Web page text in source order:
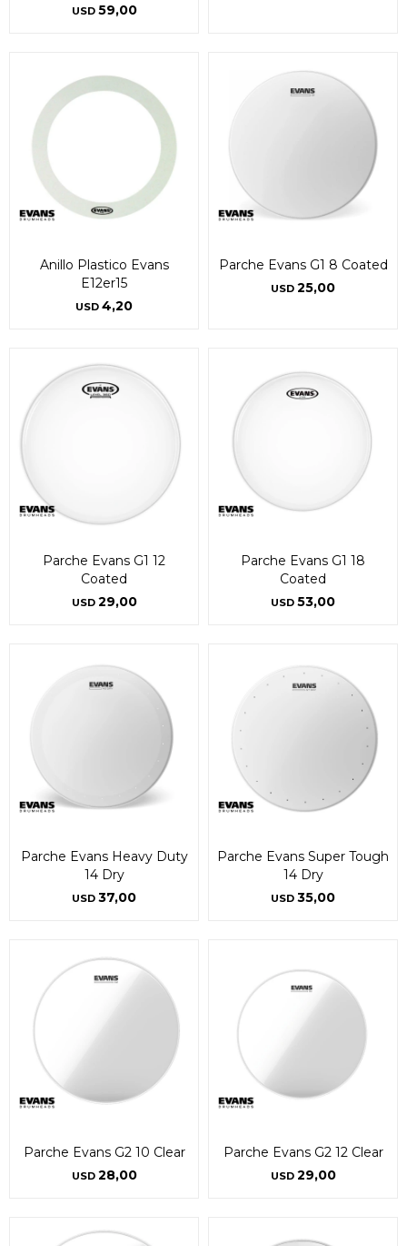
USD 59,00
Anillo Plastico Evans
E12er15
USD 4,20
Parche Evans G1 8 Coated
USD 25,00
Parche Evans G1 12
Coated
USD 29,00
Parche Evans G1 18
Coated
USD 53,00
Parche Evans Heavy Duty
14 Dry
USD 37,00
Parche Evans Super Tough
14 Dry
USD 35,00
Parche Evans G2 10 Clear
USD 28,00
Parche Evans G2 12 Clear
USD 29,00